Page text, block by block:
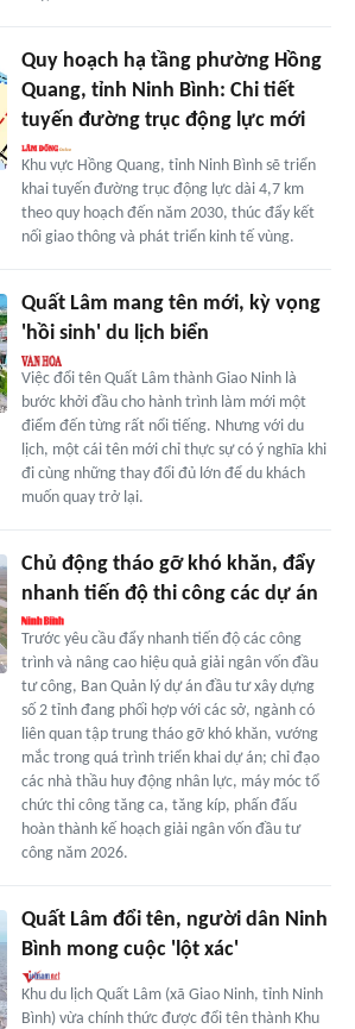
Quy hoạch hạ tầng phường Hồng
Quang, tỉnh Ninh Bình: Chi tiết
tuyến đường trục động lực mới
Khu vực Hồng Quang, tỉnh Ninh Bình sẽ triển
khai tuyến đường trục động lực dài 4,7 km
theo quy hoạch đến năm 2030, thúc đẩy kết
nối giao thông và phát triển kinh tế vùng.
Quất Lâm mang tên mới, kỳ vọng
'hồi sinh' du lịch biển
Việc đổi tên Quất Lâm thành Giao Ninh là
bước khởi đầu cho hành trình làm mới một
điểm đến từng rất nổi tiếng. Nhưng với du
lịch, một cái tên mới chỉ thực sự có ý nghĩa khi
đi cùng những thay đổi đủ lớn để du khách
muốn quay trở lại.
Chủ động tháo gỡ khó khăn, đẩy
nhanh tiến độ thi công các dự án
Trước yêu cầu đẩy nhanh tiến độ các công
trình và nâng cao hiệu quả giải ngân vốn đầu
tư công, Ban Quản lý dự án đầu tư xây dựng
số 2 tỉnh đang phối hợp với các sở, ngành có
liên quan tập trung tháo gỡ khó khăn, vướng
mắc trong quá trình triển khai dự án; chỉ đạo
các nhà thầu huy động nhân lực, máy móc tổ
chức thi công tăng ca, tăng kíp, phấn đấu
hoàn thành kế hoạch giải ngân vốn đầu tư
công năm 2026.
Quất Lâm đổi tên, người dân Ninh
Bình mong cuộc 'lột xác'
Khu du lịch Quất Lâm (xã Giao Ninh, tỉnh Ninh
Bình) vừa chính thức được đổi tên thành Khu